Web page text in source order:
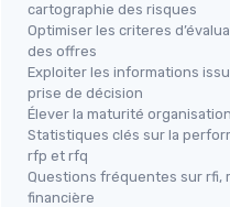
cartographie des risques
Optimiser les criteres
des offres
Exploiter les informations
prise de décision
Élever la maturité
Statistiques clés sur la
rfp et rfq
Questions fréquentes sur rfi,
financière